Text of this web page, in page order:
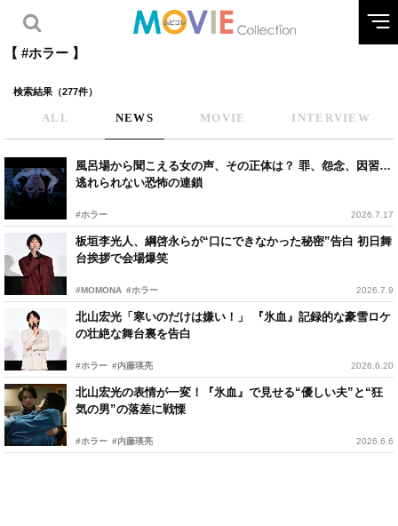
【 #ホラー 】
検索結果（277件）
ALL NEWS MOVIE INTERVIEW
風呂場から聞こえる女の声、その正体は？ 罪、怨念、因習…
逃れられない恐怖の連鎖
#ホラー 2026.7.17
板垣李光人、綱啓永らが“口にできなかった秘密”告白 初日舞
台挨拶で会場爆笑
#MOMONA #ホラー 2026.7.9
北山宏光「寒いのだけは嫌い！」 『氷血』記録的な豪雪ロケ
の壮絶な舞台裏を告白
#ホラー #内藤瑛亮 2026.6.20
北山宏光の表情が一変！『氷血』で見せる“優しい夫”と“狂
気の男”の落差に戦慄
#ホラー #内藤瑛亮 2026.6.6